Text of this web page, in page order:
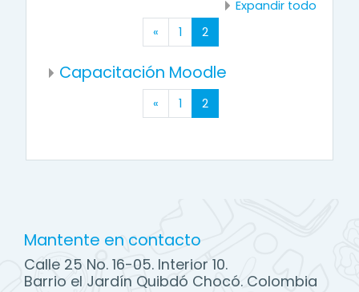
Expandir todo
« Página anterior
1 2(actual)
Capacitación Moodle
« Página anterior
1 2(actual)
Mantente en contacto
Calle 25 No. 16-05. Interior 10.
Barrio el Jardín Quibdó Chocó. Colombia